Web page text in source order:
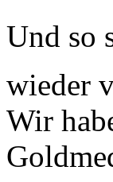
Und so
wieder
Wir